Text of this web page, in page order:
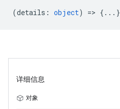
(details : object) => {...}
详细信息
对象